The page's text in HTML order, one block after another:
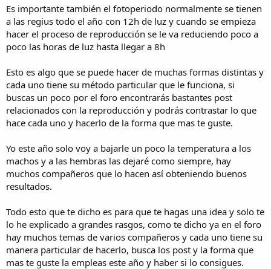
Es importante también el fotoperiodo normalmente se tienen
a las regius todo el año con 12h de luz y cuando se empieza
hacer el proceso de reproducción se le va reduciendo poco a
poco las horas de luz hasta llegar a 8h
Esto es algo que se puede hacer de muchas formas distintas y
cada uno tiene su método particular que le funciona, si
buscas un poco por el foro encontrarás bastantes post
relacionados con la reproducción y podrás contrastar lo que
hace cada uno y hacerlo de la forma que mas te guste.
Yo este año solo voy a bajarle un poco la temperatura a los
machos y a las hembras las dejaré como siempre, hay
muchos compañeros que lo hacen así obteniendo buenos
resultados.
Todo esto que te dicho es para que te hagas una idea y solo te
lo he explicado a grandes rasgos, como te dicho ya en el foro
hay muchos temas de varios compañeros y cada uno tiene su
manera particular de hacerlo, busca los post y la forma que
mas te guste la empleas este año y haber si lo consigues.